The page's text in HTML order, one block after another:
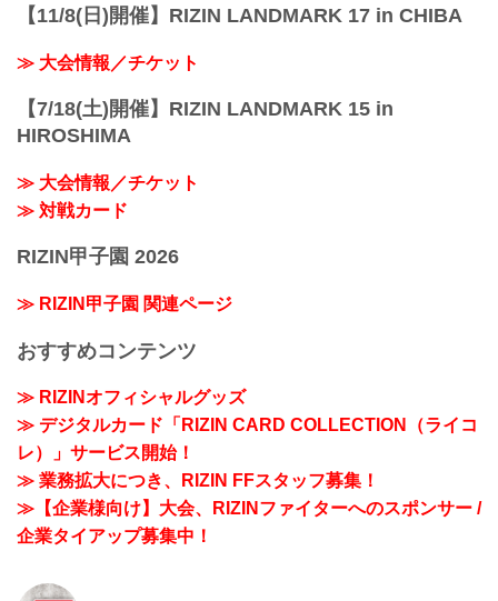
【11/8(日)開催】RIZIN LANDMARK 17 in CHIBA
≫ 大会情報／チケット
【7/18(土)開催】RIZIN LANDMARK 15 in
HIROSHIMA
≫ 大会情報／チケット
≫ 対戦カード
RIZIN甲子園 2026
≫ RIZIN甲子園 関連ページ
おすすめコンテンツ
≫ RIZINオフィシャルグッズ
≫ デジタルカード「RIZIN CARD COLLECTION（ライコ
レ）」サービス開始！
≫ 業務拡大につき、RIZIN FFスタッフ募集！
≫【企業様向け】大会、RIZINファイターへのスポンサー /
企業タイアップ募集中！